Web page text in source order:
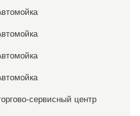
сервисный центр